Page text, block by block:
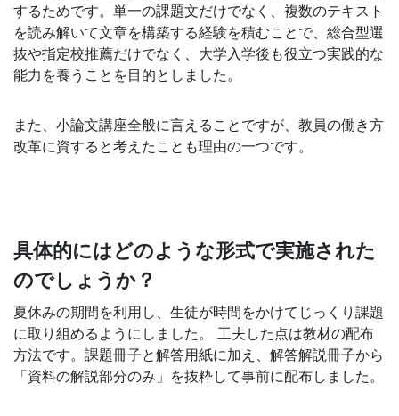
ら
な
充
の
た
め
に、
するためです。単一の課題文だけでなく、複数のテキスト
を読み解いて文章を構築する経験を積むことで、総合型選
抜や指定校推薦だけでなく、大学入学後も役立つ実践的な
能力を養うことを目的としました。
また、小論文講座全般に言えることですが、教員の働き方
改革に資すると考えたことも理由の一つです。
具体的にはどのような形式で実施された
のでしょうか？
夏休みの期間を利用し、生徒が時間をかけてじっくり課題
に取り組めるようにしました。 工夫した点は教材の配布
方法です。課題冊子と解答用紙に加え、解答解説冊子から
「資料の解説部分のみ」を抜粋して事前に配布しました。